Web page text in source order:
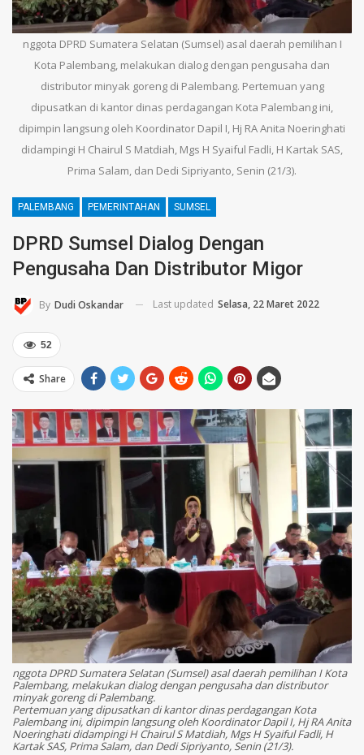
nggota DPRD Sumatera Selatan (Sumsel) asal daerah pemilihan I
Kota Palembang, melakukan dialog dengan pengusaha dan
distributor minyak goreng di Palembang. Pertemuan yang
dipusatkan di kantor dinas perdagangan Kota Palembang ini,
dipimpin langsung oleh Koordinator Dapil I, Hj RA Anita Noeringhati
didampingi H Chairul S Matdiah, Mgs H Syaiful Fadli, H Kartak SAS,
Prima Salam, dan Dedi Sipriyanto, Senin (21/3).
PALEMBANG PEMERINTAHAN SUMSEL
DPRD Sumsel Dialog Dengan
Pengusaha Dan Distributor Migor
By Dudi Oskandar Last updated Selasa, 22 Maret 2022
52
Share
nggota DPRD Sumatera Selatan (Sumsel) asal daerah pemilihan I Kota
Palembang, melakukan dialog dengan pengusaha dan distributor
minyak goreng di Palembang.
Pertemuan yang dipusatkan di kantor dinas perdagangan Kota
Palembang ini, dipimpin langsung oleh Koordinator Dapil I, Hj RA Anita
Noeringhati didampingi H Chairul S Matdiah, Mgs H Syaiful Fadli, H
Kartak SAS, Prima Salam, dan Dedi Sipriyanto, Senin (21/3).